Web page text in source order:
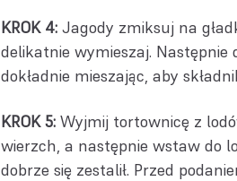
KROK 4: Jagody zmiksuj na
delikatnie wymieszaj.
dokładnie mieszając, aby
KROK 5: Wyjmij tortownicę z
wierzch, a następnie wstaw do
dobrze się zestalił. Przed